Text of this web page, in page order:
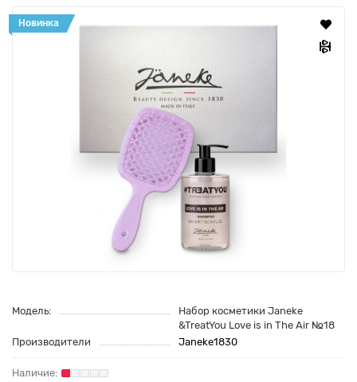
Новинка
Модель:
Набор косметики Janeke
&TreatYou Love is in The Air №18
Производители
Janeke1830